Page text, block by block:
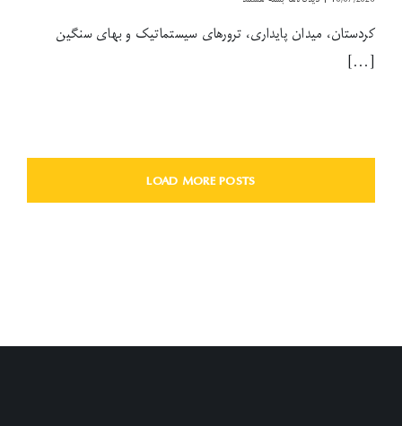
میدان
کردستان، میدان پایداری، ترورهای سیستماتیک و بهای سنگین
[...]
LOAD MORE POSTS